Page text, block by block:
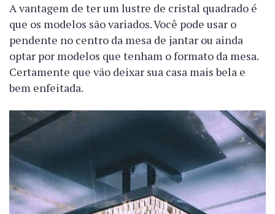
A vantagem de ter um lustre de cristal quadrado é
que os modelos são variados. Você pode usar o
pendente no centro da mesa de jantar ou ainda
optar por modelos que tenham o formato da mesa.
Certamente que vão deixar sua casa mais bela e
bem enfeitada.